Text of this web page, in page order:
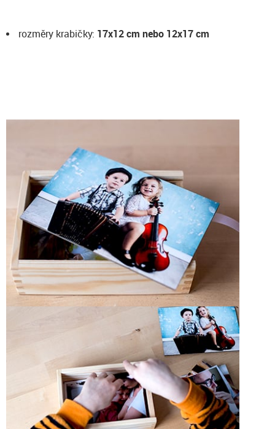
rozměry krabičky: 17x12 cm nebo 12x17 cm